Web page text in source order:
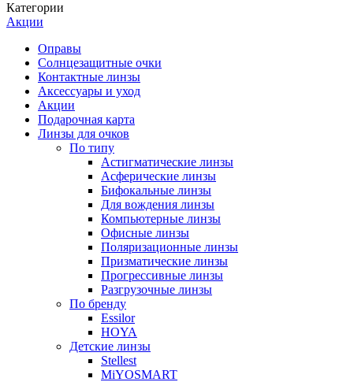
Категории
Акции
Оправы
Солнцезащитные очки
Контактные линзы
Аксессуары и уход
Акции
Подарочная карта
Линзы для очков
По типу
Астигматические линзы
Асферические линзы
Бифокальные линзы
Для вождения линзы
Компьютерные линзы
Офисные линзы
Поляризационные линзы
Призматические линзы
Прогрессивные линзы
Разгрузочные линзы
По бренду
Essilor
HOYA
Детские линзы
Stellest
MiYOSMART